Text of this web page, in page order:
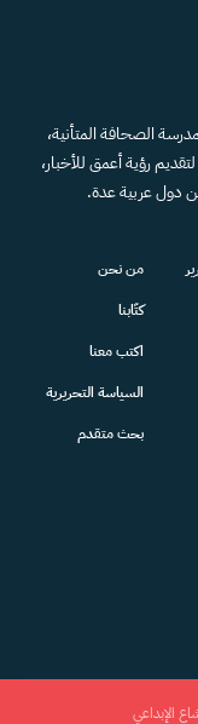
تأسست عام 2013، تنتمي لمدرسة الصحافة المتأنية،
رؤية أعمق للأخبار،
دول عربية عدة.
من نحن
كتّابنا
اكتب معنا
السياسة التحريرية
بحث متقدم
الإبداعي